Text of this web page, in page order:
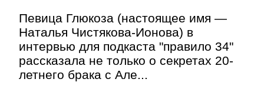
Певица Глюкоза (настоящее имя —
Наталья Чистякова-Ионова) в
интервью для подкаста "правило 34"
рассказала не только о секретах 20-
летнего брака с Але...